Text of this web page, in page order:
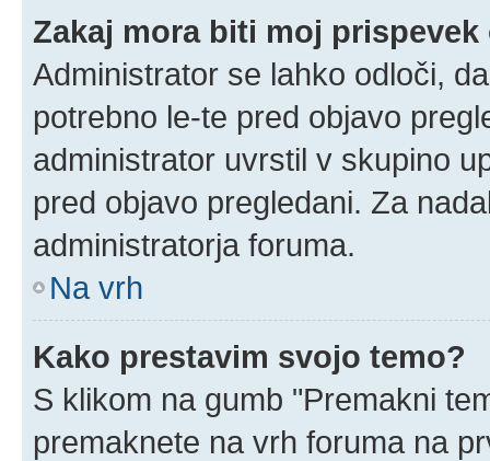
Zakaj mora biti moj
Administrator se lahko odloči,
potrebno le-te pred objavo
administrator uvrstil v skupino
pred objavo pregledani. Za
administratorja foruma.
Na vrh
Kako prestavim svojo temo?
S klikom na gumb "Premakni
premaknete na vrh foruma na